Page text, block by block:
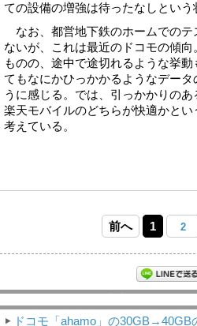
ての設備の増強は待ったなしという
なお、都営地下鉄のホームでのテ
ないが、これは最近のドコモの傾
ものの、途中で途切れるような挙
てもなにかひっかかるようなデー
うに感じる。では、引っかかりの
楽天モバイルのどちらが快適かと
考えている。
前へ 1 2
ドコモ「ahamo」の